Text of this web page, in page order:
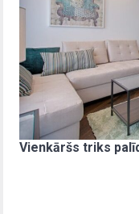
Vienkāršs triks